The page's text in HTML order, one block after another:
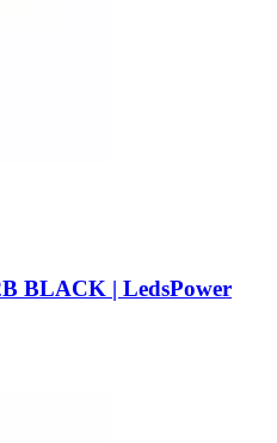
BLACK | LedsPower